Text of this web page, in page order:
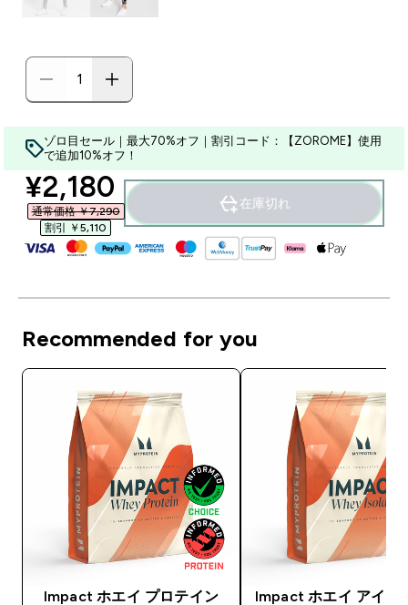
ゾロ目セール｜最大70%オフ｜割引コード：【ZOROME】使用
で追加10%オフ！
discounted price
¥2,180‎
通常価格 ￥7,290‎
割引 ￥5,110‎
在庫切れ
Recommended for you
Impact ホエイ プロテイン Impact ホエイ アイソ